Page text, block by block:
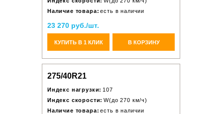
Наличие товара: есть в наличии
23 270 руб./шт.
КУПИТЬ В 1 КЛИК В КОРЗИНУ
275/40R21
Индекс нагрузки: 107
Индекс скорости: W(до 270 км/ч)
Наличие товара: есть в наличии